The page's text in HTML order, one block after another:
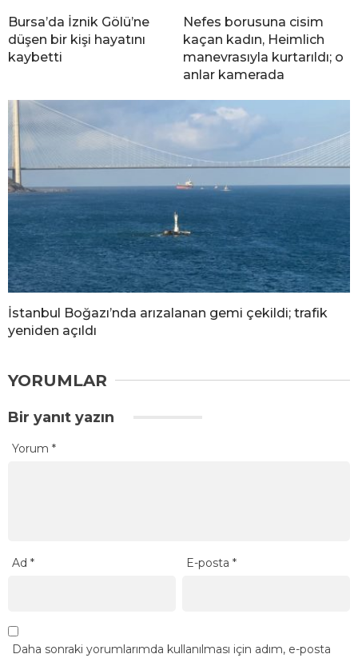
Bursa’da İznik Gölü’ne
düşen bir kişi hayatını
kaybetti
Nefes borusuna cisim
kaçan kadın, Heimlich
manevrasıyla kurtarıldı; o
anlar kamerada
İstanbul Boğazı’nda arızalanan gemi çekildi; trafik
yeniden açıldı
YORUMLAR
Bir yanıt yazın
Yorum *
Ad * E-posta*
Daha sonraki yorumlarımda kullanılması için adım, e-posta